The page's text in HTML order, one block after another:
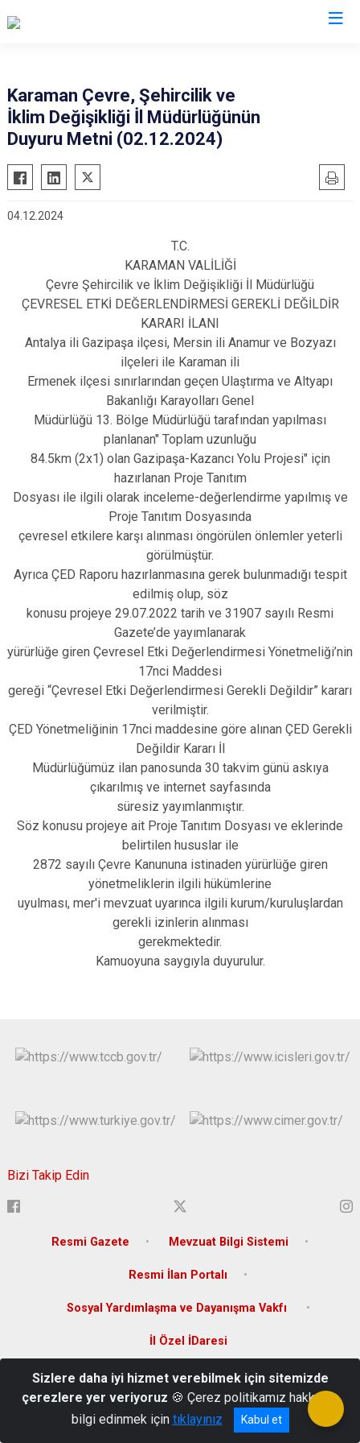
Karaman Çevre, Şehircilik ve
İklim Değişikliği İl Müdürlüğünün
Duyuru Metni (02.12.2024)
04.12.2024
T.C.
KARAMAN VALİLİĞİ
Çevre Şehircilik ve İklim Değişikliği İl Müdürlüğü
ÇEVRESEL ETKİ DEĞERLENDİRMESİ GEREKLİ DEĞİLDİR
KARARI İLANI
Antalya ili Gazipaşa ilçesi, Mersin ili Anamur ve Bozyazı
ilçeleri ile Karaman ili
Ermenek ilçesi sınırlarından geçen Ulaştırma ve Altyapı
Bakanlığı Karayolları Genel
Müdürlüğü 13. Bölge Müdürlüğü tarafından yapılması
planlanan" Toplam uzunluğu
84.5km (2x1) olan Gazipaşa-Kazancı Yolu Projesi" için
hazırlanan Proje Tanıtım
Dosyası ile ilgili olarak inceleme-değerlendirme yapılmış ve
Proje Tanıtım Dosyasında
çevresel etkilere karşı alınması öngörülen önlemler yeterli
görülmüştür.
Ayrıca ÇED Raporu hazırlanmasına gerek bulunmadığı tespit
edilmiş olup, söz
konusu projeye 29.07.2022 tarih ve 31907 sayılı Resmi
Gazete’de yayımlanarak
yürürlüğe giren Çevresel Etki Değerlendirmesi Yönetmeliği’nin
17nci Maddesi
gereği “Çevresel Etki Değerlendirmesi Gerekli Değildir” kararı
verilmiştir.
ÇED Yönetmeliğinin 17nci maddesine göre alınan ÇED Gerekli
Değildir Kararı İl
Müdürlüğümüz ilan panosunda 30 takvim günü askıya
çıkarılmış ve internet sayfasında
süresiz yayımlanmıştır.
Söz konusu projeye ait Proje Tanıtım Dosyası ve eklerinde
belirtilen hususlar ile
2872 sayılı Çevre Kanununa istinaden yürürlüğe giren
yönetmeliklerin ilgili hükümlerine
uyulması, mer'i mevzuat uyarınca ilgili kurum/kuruluşlardan
gerekli izinlerin alınması
gerekmektedir.
Kamuoyuna saygıyla duyurulur.
Bizi Takip Edin
Resmi Gazete Mevzuat Bilgi Sistemi
Resmi İlan Portalı
Sosyal Yardımlaşma ve Dayanışma Vakfı
İl Özel İDaresi
Sakabaşı Mah. Zeytindalı Bulvarı 144/B Karaman
0 338 226 70 00
Sizlere daha iyi hizmet verebilmek için sitemizde
çerezlere yer veriyoruz 🍪 Çerez politikamız hakkında
bilgi edinmek için tıklayınız Kabul et